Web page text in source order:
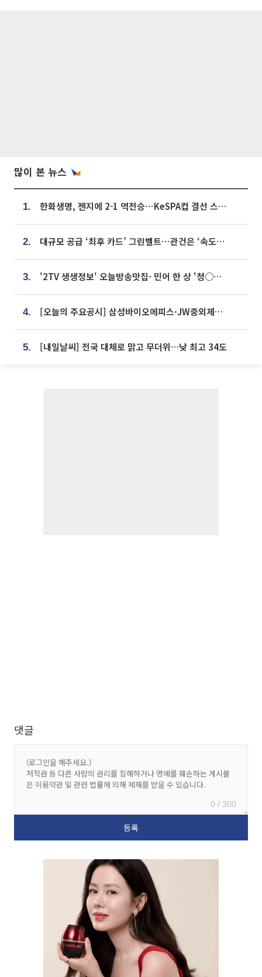
많이 본 뉴스
1. 한화생명, 젠지에 2-1 역전승⋯KeSPA컵 결선 스테이지 2 직행
2. 대규모 공급 ‘최후 카드’ 그린벨트⋯관건은 ‘속도’ [주택공급 승부수의 조건]
3. '2TV 생생정보' 오늘방송맛집- 민어 한 상 '청○○○' vs 전복 한 상 '명○'
4. [오늘의 주요공시] 삼성바이오에피스·JW중외제약·한미반도체·SK바이오사이언스 등
5. [내일날씨] 전국 대체로 맑고 무더위…낮 최고 34도
댓글
0 / 300